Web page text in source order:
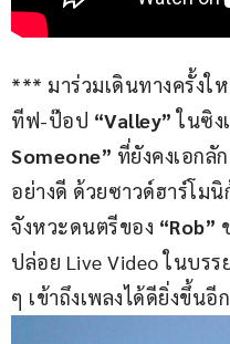
*** มาร่วมเดินทางครั้งใ
ทีฟ-ป๊อป “Valley” ในซิง
Someone” ที่ยังคงเอกลั
อย่างดี ด้วยซาวด์ฮาร์โมนิ
จังหวะดนตรีของ “Rob”
ปล่อย Live Video ในบร
ๆ เข้าถึงเพลงได้ดียิ่งขึ้นอี